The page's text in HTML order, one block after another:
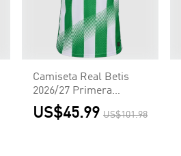
Camiseta Real Betis
2026/27 Primera
Equipación - Versión
Hincha
US$45.99 US$101.98